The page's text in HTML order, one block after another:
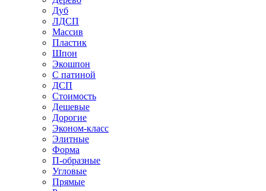
Дуб
ЛДСП
Массив
Пластик
Шпон
Экошпон
С патиной
ДСП
Стоимость
Дешевые
Дорогие
Эконом-класс
Элитные
Форма
П-образные
Угловые
Прямые